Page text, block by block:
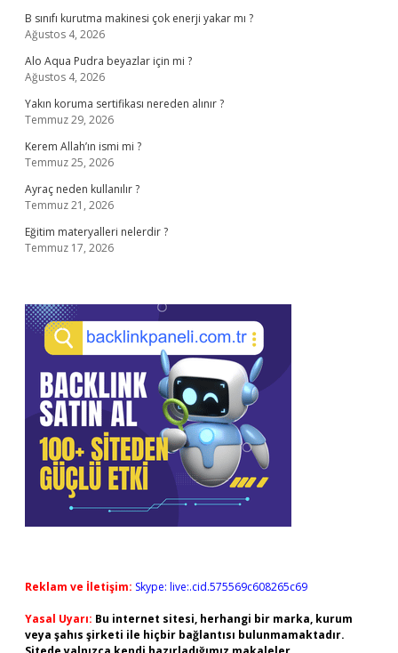
B sınıfı kurutma makinesi çok enerji yakar mı ?
Ağustos 4, 2026
Alo Aqua Pudra beyazlar için mi ?
Ağustos 4, 2026
Yakın koruma sertifikası nereden alınır ?
Temmuz 29, 2026
Kerem Allah’ın ismi mi ?
Temmuz 25, 2026
Ayraç neden kullanılır ?
Temmuz 21, 2026
Eğitim materyalleri nelerdir ?
Temmuz 17, 2026
Reklam ve İletişim: Skype: live:.cid.575569c608265c69
Yasal Uyarı: Bu internet sitesi, herhangi bir marka, kurum
veya şahıs şirketi ile hiçbir bağlantısı bulunmamaktadır.